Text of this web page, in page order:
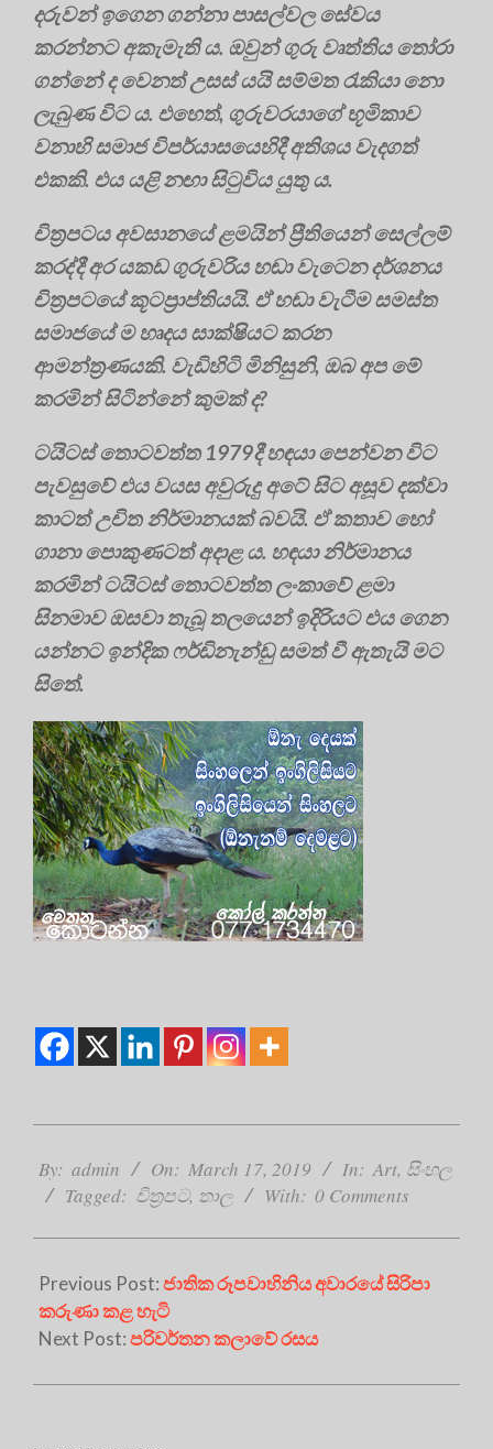
දරුවන් ඉගෙන ගන්නා පාසල්වල සේවය
කරන්නට අකැමැති ය. ඔවුන් ගුරු වෘත්තිය තෝරා
ගන්නේ ද වෙනත් උසස් යයි සම්මත රැකියා නො
ලැබුණ විට ය. එහෙත්, ගුරුවරයාගේ භූමිකාව
වනාහි සමාජ විපර්යාසයෙහිදී අතිශය වැදගත්
එකකි. එය යළි නඟා සිටුවිය යුතු ය.
චිත්‍රපටය අවසානයේ ළමයින් ප්‍රීතියෙන් සෙල්ලම්
කරද්දී අර යකඩ ගුරුවරිය හඬා වැටෙන දර්ශනය
චිත්‍රපටයේ කූටප්‍රාප්තියයි. ඒ හඬා වැටීම සමස්ත
සමාජයේ ම හෘදය සාක්ෂියට කරන
ආමන්ත්‍රණයකි. වැඩිහිටි මිනිසුනි, ඔබ අප මේ
කරමින් සිටින්නේ කුමක් ද?
ටයිටස් තොටවත්ත 1979දී හඳයා පෙන්වන විට
පැවසුවේ එය වයස අවුරුදු අටේ සිට අසූව දක්වා
කාටත් උචිත නිර්මානයක් බවයි. ඒ කතාව හෝ
ගානා පොකුණටත් අදාළ ය. හඳයා නිර්මානය
කරමින් ටයිටස් තොටවත්ත ලංකාවේ ළමා
සිනමාව ඔසවා තැබූ තලයෙන් ඉදිරියට එය ගෙන
යන්නට ඉන්දික ෆර්ඩිනැන්ඩු සමත් වී ඇතැයි මට
සිතේ.
03-
17
By: admin On: March 17, 2019 In: Art, සිංහල
Tagged: චිත්‍රපට, තාල With: 0 Comments
Previous Post:ජාතික රූපවාහිනිය අවාරයේ සිරිපා
කරුණා කළ හැටි
Next Post:පරිවර්තන කලාවේ රසය